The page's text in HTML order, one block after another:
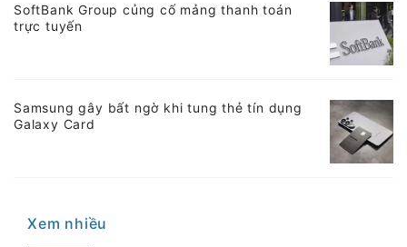
SoftBank Group củng cố mảng thanh toán
trực tuyến
Samsung gây bất ngờ khi tung thẻ tín dụng
Galaxy Card
Xem nhiều